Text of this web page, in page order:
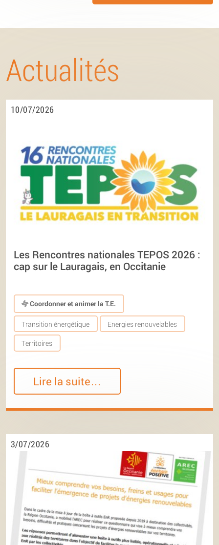
Actualités
10/07/2026
Les Rencontres nationales TEPOS 2026 :
cap sur le Lauragais, en Occitanie
Coordonner et animer la T.E.
Transition énergétique Energies renouvelables
Territoires
Lire la suite…
3/07/2026